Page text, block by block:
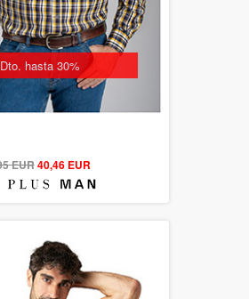
Dto. hasta 30%
out of 5
EUR40,46 EUR